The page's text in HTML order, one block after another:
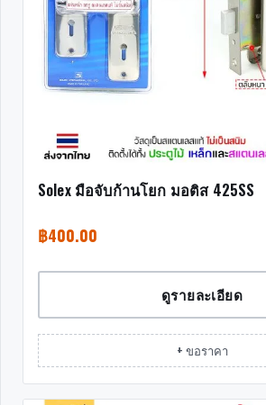
Solex มือจับก้านโยก มอติส 425SS
฿400.00
ดูรายละเอียด
+ ขอราคา